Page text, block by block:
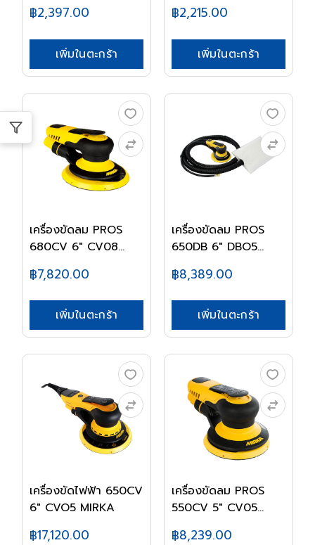
฿2,397.00
เพิ่มในตะกร้า
฿2,215.00
เพิ่มในตะกร้า
เครื่องขัดลม PROS
680CV 6" CV08
฿7,820.00
เพิ่มในตะกร้า
เครื่องขัดลม PROS
650DB 6" DBO5
฿8,389.00
เพิ่มในตะกร้า
เครื่องขัดไฟฟ้า 650CV
6" CVO5 MIRKA
฿17,120.00
เครื่องขัดลม PROS
550CV 5" CV05
฿8,239.00